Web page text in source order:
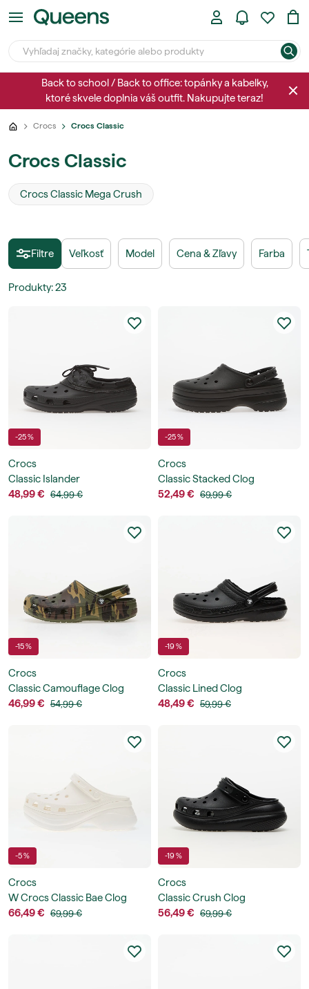
Back to school / Back to office: topánky a kabelky,
ktoré skvele doplnia váš outfit. Nakupujte teraz!
Crocs Crocs Classic
Crocs Classic
Crocs Classic Mega Crush
Filtre Veľkosť Model Cena & Zľavy Farba
Produkty:23
-25 %
Crocs
Classic Islander
48,99 € 64,99 €
-25 %
Crocs
Classic Stacked Clog
52,49 € 69,99 €
-15 %
Crocs
Classic Camouflage Clog
46,99 € 54,99 €
-19 %
Crocs
Classic Lined Clog
48,49 € 59,99 €
-5 %
Crocs
W Crocs Classic Bae Clog
66,49 € 69,99 €
-19 %
Crocs
Classic Crush Clog
56,49 € 69,99 €